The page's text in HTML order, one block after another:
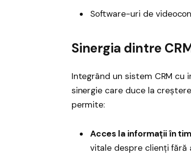
Software-uri de
Sinergia dintre
Integrând un sistem CRM
sinergie care duce la
permite:
Acces la informații în
vitale despre clienți fără